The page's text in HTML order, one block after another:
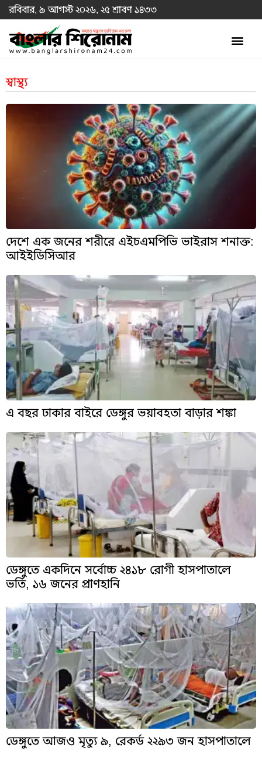
রবিবার, ৯ আগস্ট ২০২৬, ২৫ শ্রাবণ ১৪৩৩
স্বাস্থ্য
দেশে এক জনের শরীরে এইচএমপিভি ভাইরাস শনাক্ত:
আইইডিসিআর
এ বছর ঢাকার বাইরে ডেঙ্গুর ভয়াবহতা বাড়ার শঙ্কা
ডেঙ্গুতে একদিনে সর্বোচ্চ ২৪১৮ রোগী হাসপাতালে
ভর্তি, ১৬ জনের প্রাণহানি
ডেঙ্গুতে আজও মৃত্যু ৯, রেকর্ড ২২৯৩ জন হাসপাতালে